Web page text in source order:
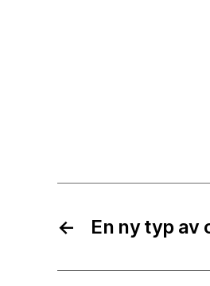
← En ny typ av